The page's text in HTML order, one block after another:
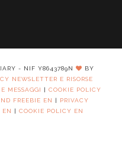
- NIF Y8643789N
BY
NEWSLETTER E RISORSE
MESSAGGI | COOKIE POLICY
FREEBIE EN
| PRIVACY
EN
|COOKIE POLICY EN